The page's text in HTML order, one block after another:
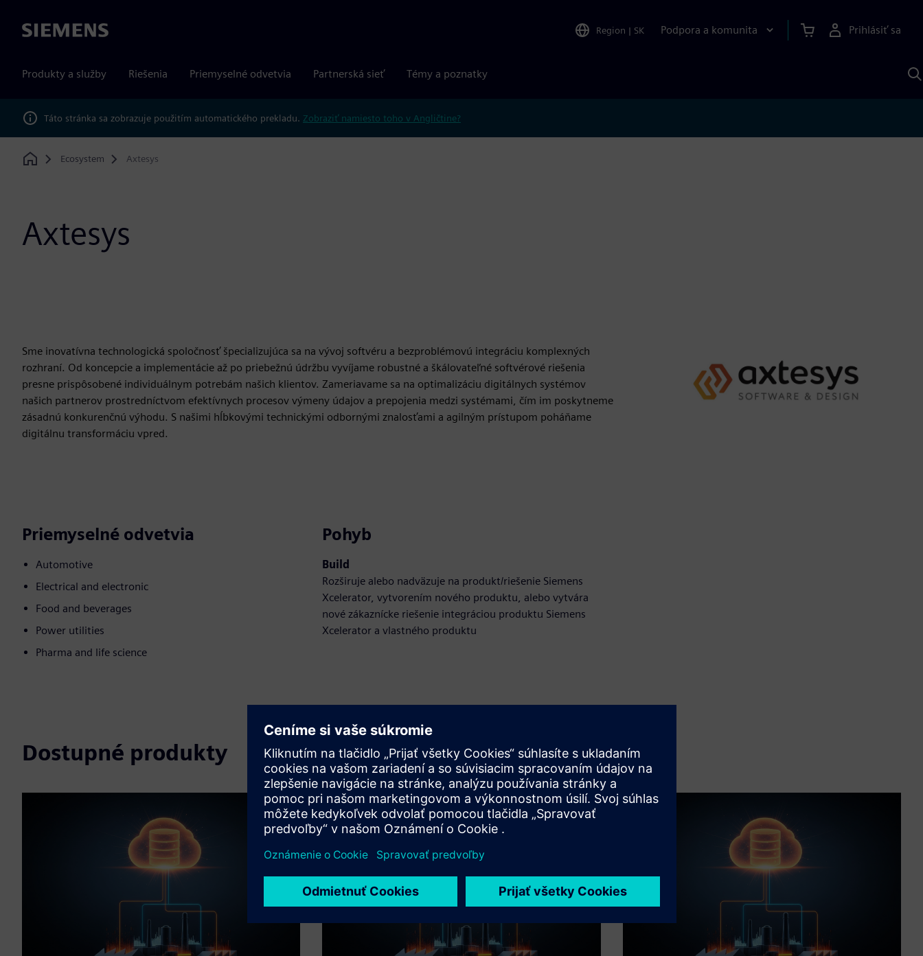
Siemens Region | SK Podpora a komunita Prihlásiť sa
Produkty a služby Riešenia Priemyselné odvetvia Partnerská sieť Témy a poznatky
Táto stránka sa zobrazuje použitím automatického prekladu. Zobraziť namiesto toho v Angličtine?
Home
Ecosystem Axtesys
Axtesys
Sme inovatívna technologická spoločnosť špecializujúca sa na vývoj softvéru a bezproblémovú integráciu komplexných
rozhraní. Od koncepcie a implementácie až po priebežnú údržbu vyvíjame robustné a škálovateľné softvérové riešenia
presne prispôsobené individuálnym potrebám našich klientov. Zameriavame sa na optimalizáciu digitálnych systémov
našich partnerov prostredníctvom efektívnych procesov výmeny údajov a prepojenia medzi systémami, čím im poskytneme
zásadnú konkurenčnú výhodu. S našimi hĺbkovými technickými odbornými znalosťami a agilným prístupom poháňame
digitálnu transformáciu vpred.
Priemyselné odvetvia
Automotive
Electrical and electronic
Food and beverages
Power utilities
Pharma and life science
Pohyb
Build
Rozširuje alebo nadväzuje na produkt/riešenie Siemens
Xcelerator, vytvorením nového produktu, alebo vytvára
nové zákaznícke riešenie integráciou produktu Siemens
Xcelerator a vlastného produktu
Dostupné produkty